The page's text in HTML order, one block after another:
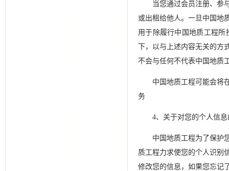
当您通过会员注册、参
或出租给他人。一旦中国地
用于除履行中国地质工程
下，以与上述内容无关的
不会与任何不代表中国地质
中国地质工程可能会将
务
4、关于对您的个人信
中国地质工程为了保护
质工程力求使您的个人识别
修改您的信息，如果您忘记